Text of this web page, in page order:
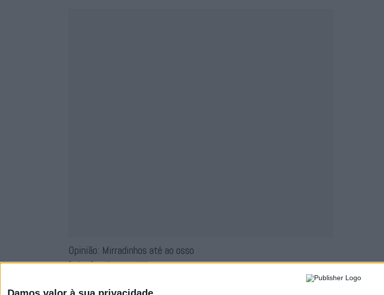
Opinião: Mirradinhos até ao osso
Redacção - 17 de Abril, 2025
Conhecidos que são os dados do recenseamento eleitoral de 31 de Dezembro de 2024 e fazendo-se uma